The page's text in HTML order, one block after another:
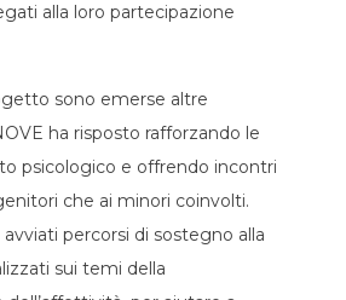
alla loro partecipazione
sono emerse altre
ha risposto rafforzando le
psicologico e offrendo incontri
che ai minori coinvolti.
percorsi di sostegno alla
sui temi della